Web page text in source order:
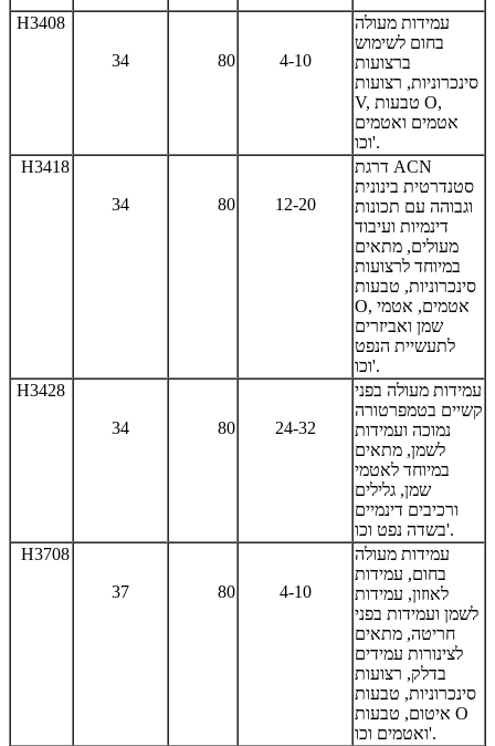
H3408
34
80 4-10
עמידות מעולה
בחום לשימוש
ברצועות
סינכרוניות, רצועות
V, טבעות O,
אטמים ואטמים
וכו'.
H3418
34
80 12-20
דרגת ACN
סטנדרטית בינונית
וגבוהה עם תכונות
דינמיות ועיבוד
מעולים, מתאים
במיוחד לרצועות
סינכרוניות, טבעות
O, אטמים, אטמי
שמן ואביזרים
לתעשיית הנפט
וכו'.
H3428
34
80 24-32
עמידות מעולה בפני
קשיים בטמפרטורה
נמוכה ועמידות
לשמן, מתאים
במיוחד לאטמי
שמן, גלילים
ורכיבים דינמיים
בשדה נפט וכו'.
H3708
37
80 4-10
עמידות מעולה
בחום, עמידות
לאוזון, עמידות
לשמן ועמידות בפני
חריטה, מתאים
לצינורות עמידים
בדלק, רצועות
סינכרוניות, טבעות
איטום, טבעות O
ואטמים וכו'.